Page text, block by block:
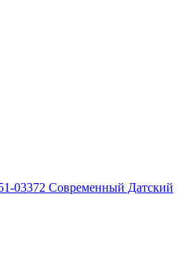
03372 Современный Датский